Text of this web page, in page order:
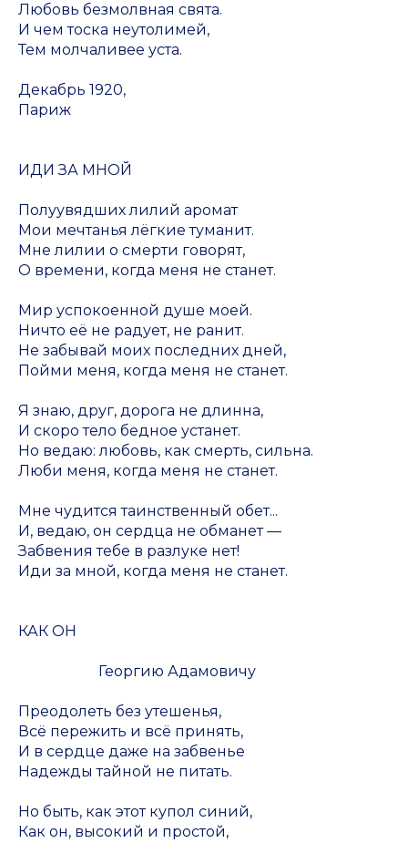
Любовь безмолвная свята.
И чем тоска неутолимей,
Тем молчаливее уста.
Декабрь 1920,
Париж
ИДИ ЗА МНОЙ
Полуувядших лилий аромат
Мои мечтанья лёгкие туманит.
Мне лилии о смерти говорят,
О времени, когда меня не станет.
Мир успокоенной душе моей.
Ничто её не радует, не ранит.
Не забывай моих последних дней,
Пойми меня, когда меня не станет.
Я знаю, друг, дорога не длинна,
И скоро тело бедное устанет.
Но ведаю: любовь, как смерть, сильна.
Люби меня, когда меня не станет.
Мне чудится таинственный обет...
И, ведаю, он сердца не обманет —
Забвения тебе в разлуке нет!
Иди за мной, когда меня не станет.
КАК ОН
Георгию Адамовичу
Преодолеть без утешенья,
Всё пережить и всё принять,
И в сердце даже на забвенье
Надежды тайной не питать.
Но быть, как этот купол синий,
Как он, высокий и простой,